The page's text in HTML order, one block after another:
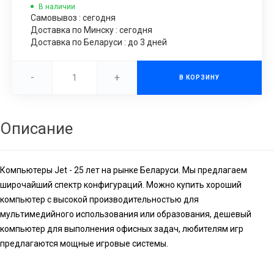
В наличии
Самовывоз : сегодня
Доставка по Минску : сегодня
Доставка по Беларуси : до 3 дней
- + В КОРЗИНУ
Описание
Компьютеры Jet - 25 лет на рынке Беларуси. Мы предлагаем
широчайший спектр конфигураций. Можно купить хороший
компьютер с высокой производительностью для
мультимедийного использования или образования, дешевый
компьютер для выполнения офисных задач, любителям игр
предлагаются мощные игровые системы.